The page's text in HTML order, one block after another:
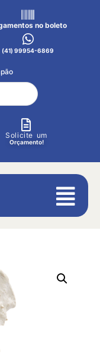
no boleto
(41) 99954-6869
Solicite um
Orçamento!